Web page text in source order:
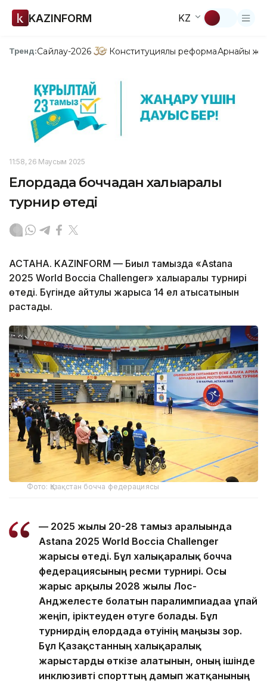
KAZINFORM KZ
Тренд:Сайлау-2026 Конституциялық реформаАрнайы
11:58, 26 Маусым 2025
Елордада боччадан халықаралық
турнир өтеді
АСТАНА. KAZINFORM — Биыл тамызда «Astana
2025 World Boccia Challenger» халықаралық турнирі
өтеді. Бүгінде айтулы жарысқа 14 ел қатысатынын
растады.
Фото: Қазақстан бочча федерациясы
— 2025 жылы 20-28 тамыз аралығында
Astana 2025 World Boccia Challenger
жарысы өтеді. Бұл халықаралық бочча
федерациясының ресми турнирі. Осы
жарыс арқылы 2028 жылы Лос-
Анджелесте болатын паралимпиадаға ұпай
жеңіп, іріктеуден өтуге болады. Бұл
турнирдің елордада өтуінің маңызы зор.
Бұл Қазақстанның халықаралық
жарыстарды өткізе алатынын, оның ішінде
инклюзивті спорттың дамып жатқанының